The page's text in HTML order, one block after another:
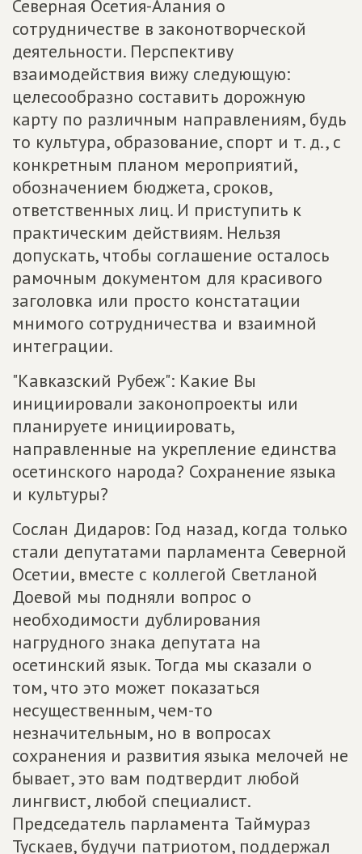
Северная Осетия-Алания о
сотрудничестве в законотворческой
деятельности. Перспективу
взаимодействия вижу следующую:
целесообразно составить дорожную
карту по различным направлениям, будь
то культура, образование, спорт и т. д., с
конкретным планом мероприятий,
обозначением бюджета, сроков,
ответственных лиц. И приступить к
практическим действиям. Нельзя
допускать, чтобы соглашение осталось
рамочным документом для красивого
заголовка или просто констатации
мнимого сотрудничества и взаимной
интеграции.
"Кавказский Рубеж": Какие Вы
инициировали законопроекты или
планируете инициировать,
направленные на укрепление единства
осетинского народа? Сохранение языка
и культуры?
Сослан Дидаров: Год назад, когда только
стали депутатами парламента Северной
Осетии, вместе с коллегой Светланой
Доевой мы подняли вопрос о
необходимости дублирования
нагрудного знака депутата на
осетинский язык. Тогда мы сказали о
том, что это может показаться
несущественным, чем-то
незначительным, но в вопросах
сохранения и развития языка мелочей не
бывает, это вам подтвердит любой
лингвист, любой специалист.
Председатель парламента Таймураз
Тускаев, будучи патриотом, поддержал